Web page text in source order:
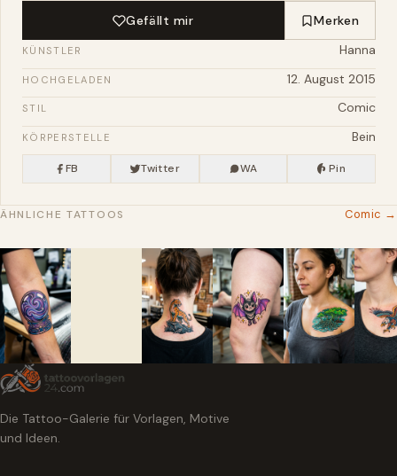
Gefällt mir Merken
KÜNSTLER Hanna
HOCHGELADEN 12. August 2015
STIL Comic
KÖRPERSTELLE Bein
FB Twitter WA Pin
ÄHNLICHE TATTOOS Comic →
Die Tattoo-Galerie für Vorlagen, Motive
und Ideen.